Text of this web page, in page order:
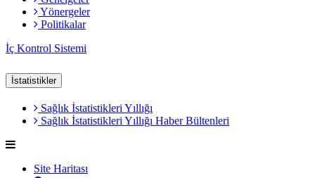
Yönergeler
Politikalar
İç Kontrol Sistemi
İstatistikler
Sağlık İstatistikleri Yıllığı
Sağlık İstatistikleri Yıllığı Haber Bültenleri
Site Haritası